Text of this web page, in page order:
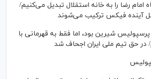
امام رضا را به خانه استقلال تبدیل می‌کنیم/
پرسپولیس شیرین بود، اما فقط به قهرمانی با
در حق تیم ملی ایران اجحاف شد